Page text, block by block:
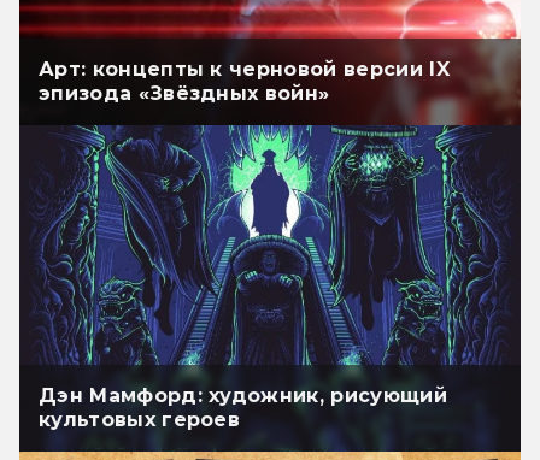
Арт: концепты к черновой версии IX
эпизода «Звёздных войн»
Дэн Мамфорд: художник, рисующий
культовых героев